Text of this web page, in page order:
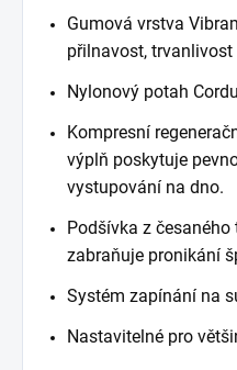
Gumová vrstva
přilnavost, trvanlivost
Nylonový potah
Kompresní
výplň poskytuje
vystupování na dno.
Podšívka z
zabraňuje pronikání
Systém zapínání na
Nastavitelné pro